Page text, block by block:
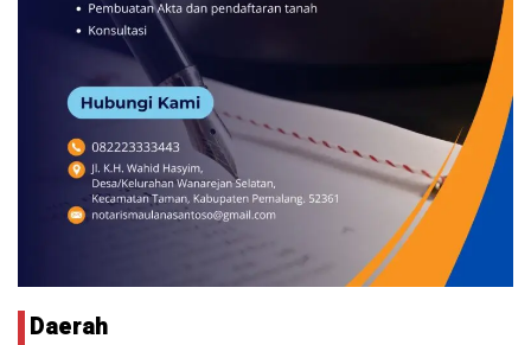
Daerah